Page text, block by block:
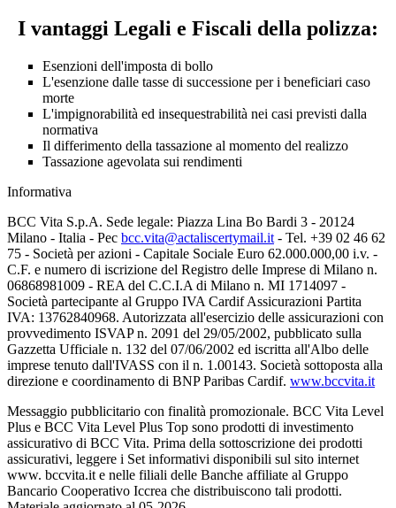
I vantaggi Legali e Fiscali della polizza:
Esenzioni dell'imposta di bollo
L'esenzione dalle tasse di successione per i beneficiari caso
morte
L'impignorabilità ed insequestrabilità nei casi previsti dalla
normativa
Il differimento della tassazione al momento del realizzo
Tassazione agevolata sui rendimenti
Informativa
BCC Vita S.p.A. Sede legale: Piazza Lina Bo Bardi 3 - 20124
Milano - Italia - Pec bcc.vita@actaliscertymail.it - Tel. +39 02 46 62
75 - Società per azioni - Capitale Sociale Euro 62.000.000,00 i.v. -
C.F. e numero di iscrizione del Registro delle Imprese di Milano n.
06868981009 - REA del C.C.I.A di Milano n. MI 1714097 -
Società partecipante al Gruppo IVA Cardif Assicurazioni Partita
IVA: 13762840968. Autorizzata all'esercizio delle assicurazioni con
provvedimento ISVAP n. 2091 del 29/05/2002, pubblicato sulla
Gazzetta Ufficiale n. 132 del 07/06/2002 ed iscritta all'Albo delle
imprese tenuto dall'IVASS con il n. 1.00143. Società sottoposta alla
direzione e coordinamento di BNP Paribas Cardif. www.bccvita.it
Messaggio pubblicitario con finalità promozionale. BCC Vita Level
Plus e BCC Vita Level Plus Top sono prodotti di investimento
assicurativo di BCC Vita. Prima della sottoscrizione dei prodotti
assicurativi, leggere i Set informativi disponibili sul sito internet
www. bccvita.it e nelle filiali delle Banche affiliate al Gruppo
Bancario Cooperativo Iccrea che distribuiscono tali prodotti.